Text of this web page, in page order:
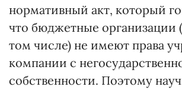
нормативный акт, который
что бюджетные организации
том числе) не имеют права
компании с
собственности. Поэтому